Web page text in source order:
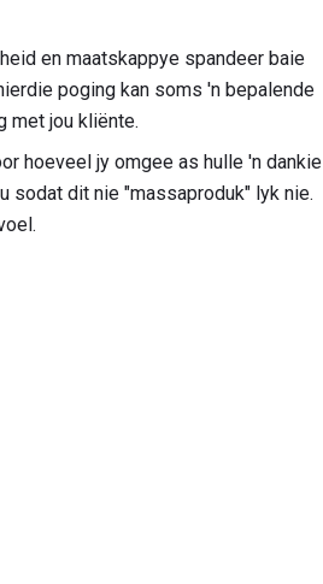
en maatskappye spandeer baie
poging kan soms 'n bepalende
met jou kliënte.
hoeveel jy omgee as hulle 'n dankie
sodat dit nie "massaproduk" lyk nie.